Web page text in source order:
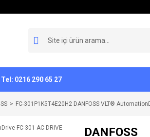
0216 290 65 27
FC-301P1K5T4E20H2 DANFOSS VLT®
DANFOSS